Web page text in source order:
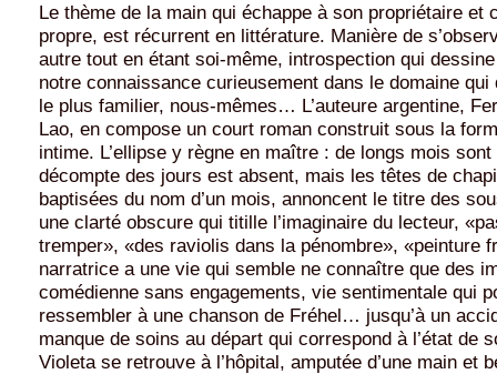
Le thème de la main qui échappe à son propriétaire et
propre, est récurrent en littérature. Manière de
autre tout en étant soi-même, introspection qui
notre connaissance curieusement dans le domaine
le plus familier, nous-mêmes… L’auteure argentine,
Lao, en compose un court roman construit sous la
intime. L’ellipse y règne en maître : de longs mois
décompte des jours est absent, mais les têtes de
baptisées du nom d’un mois, annoncent le titre des
une clarté obscure qui titille l’imaginaire du lecteur,
tremper», «des raviolis dans la pénombre», «peinture
narratrice a une vie qui semble ne connaître que des
comédienne sans engagements, vie sentimentale qui
ressembler à une chanson de Fréhel… jusqu’à un
manque de soins au départ qui correspond à l’état de
Violeta se retrouve à l’hôpital, amputée d’une main et